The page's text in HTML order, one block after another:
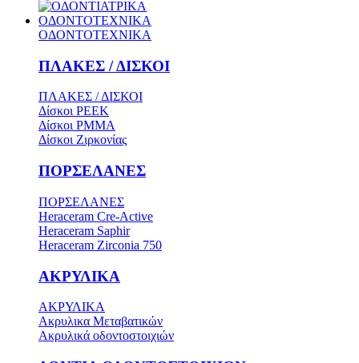
ΟΔΟΝΤΟΤΕΧΝΙΚΑ
ΟΔΟΝΤΟΤΕΧΝΙΚΑ
ΠΛΑΚΕΣ / ΔΙΣΚΟΙ
ΠΛΑΚΕΣ / ΔΙΣΚΟΙ
Δίσκοι PEEK
Δίσκοι PMMA
Δίσκοι Ζιρκονίας
ΠΟΡΣΕΛΑΝΕΣ
ΠΟΡΣΕΛΑΝΕΣ
Heraceram Cre-Active
Heraceram Saphir
Heraceram Zirconia 750
ΑΚΡΥΛΙΚΑ
ΑΚΡΥΛΙΚΑ
Ακρυλικα Μεταβατικών
Ακρυλικά οδοντοστοιχιών